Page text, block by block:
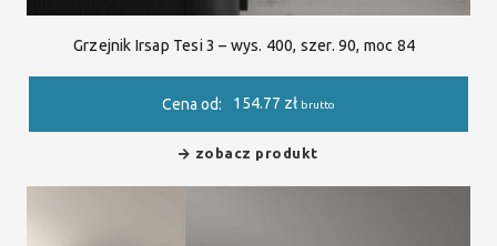
Grzejnik Irsap Tesi 3 – wys. 400, szer. 90, moc 84
Cena od: 154.77 zł brutto
zobacz produkt